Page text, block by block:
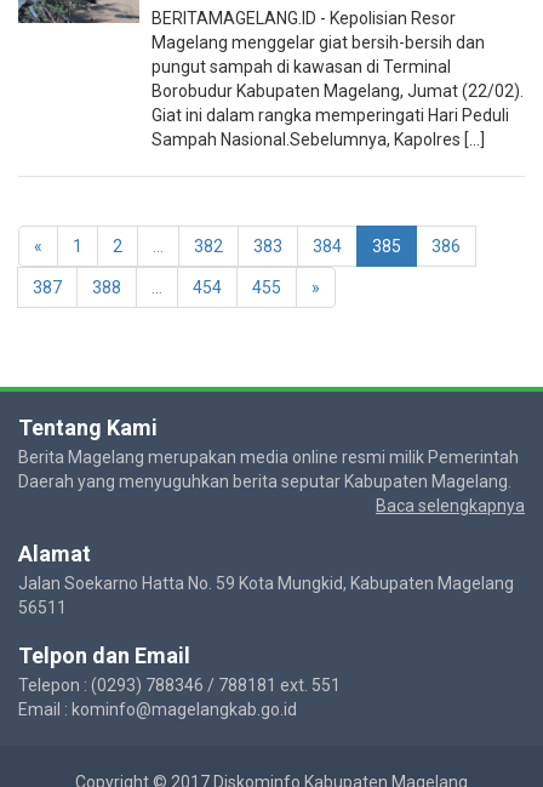
BERITAMAGELANG.ID - Kepolisian Resor
Magelang menggelar giat bersih-bersih dan
pungut sampah di kawasan di Terminal
Borobudur Kabupaten Magelang, Jumat (22/02).
Giat ini dalam rangka memperingati Hari Peduli
Sampah Nasional.Sebelumnya, Kapolres [...]
« 1 2 382 383 384 385 386
387 388 454 455 »
Tentang Kami
Berita Magelang merupakan media online resmi milik Pemerintah
Daerah yang menyuguhkan berita seputar Kabupaten Magelang.
Baca selengkapnya
Alamat
Jalan Soekarno Hatta No. 59 Kota Mungkid, Kabupaten Magelang
56511
Telpon dan Email
Telepon : (0293) 788346 / 788181 ext. 551
Email : kominfo@magelangkab.go.id
Copyright © 2017 Diskominfo Kabupaten Magelang